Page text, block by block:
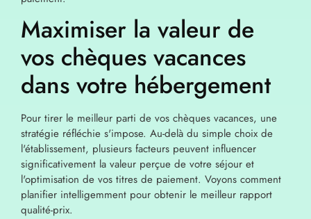
Maximiser la valeur de
vos chèques vacances
dans votre hébergement
Pour tirer le meilleur parti de vos chèques vacances, une
stratégie réfléchie s'impose. Au-delà du simple choix de
l'établissement, plusieurs facteurs peuvent influencer
significativement la valeur perçue de votre séjour et
l'optimisation de vos titres de paiement. Voyons comment
planifier intelligemment pour obtenir le meilleur rapport
qualité-prix.